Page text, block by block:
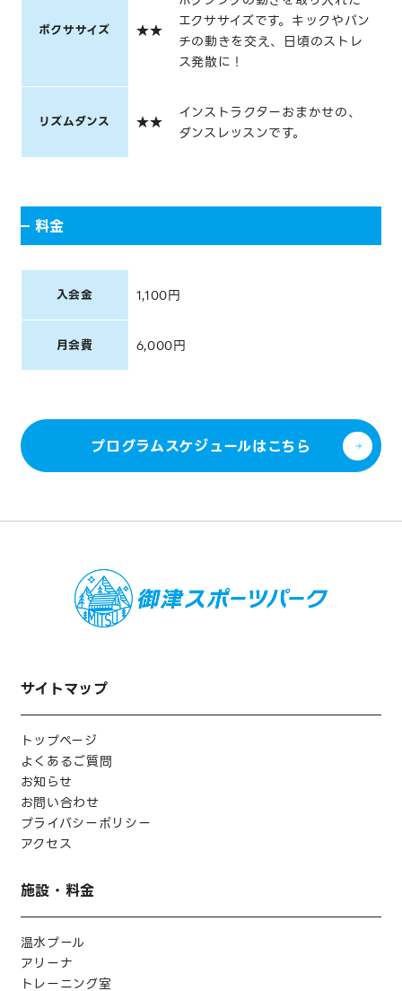
ボクササイズ ★★
エクササイズです。キックやパン
チの動きを交え、日頃のストレ
ス発散に！
リズムダンス ★★
インストラクターおまかせの、
ダンスレッスンです。
料金
入会金 1,100円
月会費 6,000円
プログラムスケジュールはこちら
サイトマップ
トップページ
よくあるご質問
お知らせ
お問い合わせ
プライバシーポリシー
アクセス
施設・料金
温水プール
アリーナ
トレーニング室